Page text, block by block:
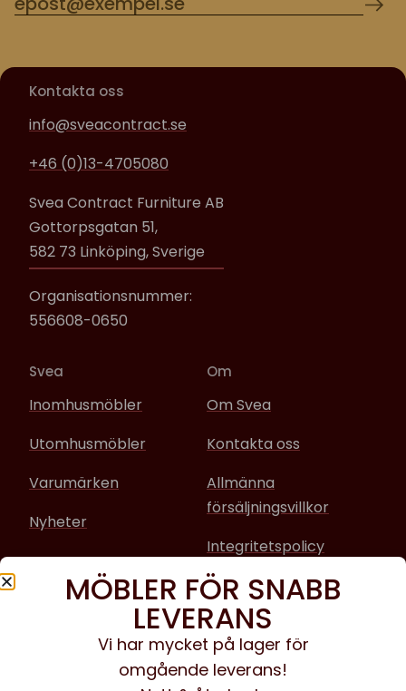
Kontakta oss
info@sveacontract.se
+46 (0)13-4705080
Svea Contract Furniture AB
Gottorpsgatan 51,
582 73 Linköping, Sverige
Organisationsnummer:
556608-0650
Svea
Inomhusmöbler
Utomhusmöbler
Varumärken
Nyheter
Om
Om Svea
Kontakta oss
Allmänna
försäljningsvillkor
Integritetspolicy
Sociala media
Facebook
Instagram
MÖBLER FÖR SNABB
LEVERANS
Vi har mycket på lager för
omgående leverans!